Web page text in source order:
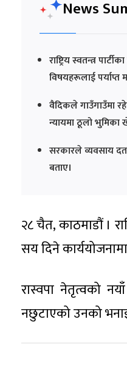
News
राष्ट्रिय स्वतन्त्र
विषयहरूलाई पर्याप्त
वैदिकले गाउँगाउँमा
न्यायमा ठूलो भुमिका
सरकारले व्यवसाय
बताए।
२८ चैत, काठमाडौं ।
सय दिने
रास्वपा नेतृत्वको
नछुटाएको उनको